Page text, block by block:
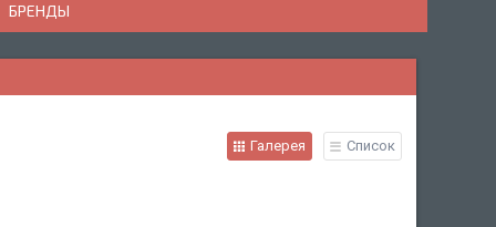
БРЕНДЫ
Галерея Список